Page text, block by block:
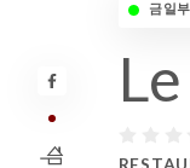
금일